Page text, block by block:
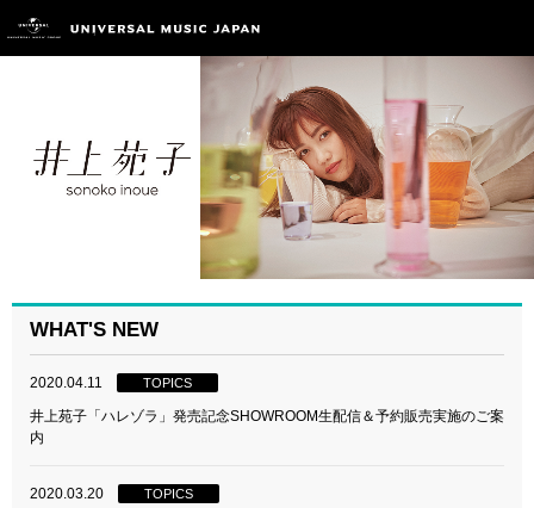
WHAT'S NEW
2020.04.11 TOPICS
井上苑子「ハレゾラ」発売記念SHOWROOM生配信＆予約販売実施のご案
内
2020.03.20 TOPICS